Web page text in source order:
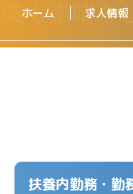
ホーム 求人情報
扶養内勤務・勤